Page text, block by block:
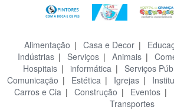
Alimentação | Casa e Decor|
Indústrias| Serviços| Animais|
Hospitais | informática | Serviços
Comunicação | Estética | Igrejas |
Carros e Cia | Construção | Eventos |
Transportes